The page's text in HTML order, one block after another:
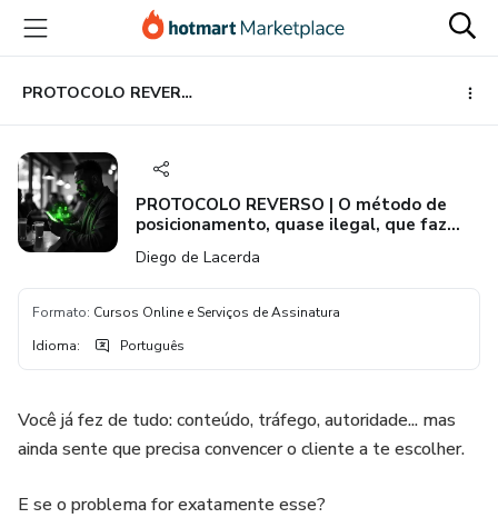
para
conteúdo
principal
para
pagamento
para
rodapé
PROTOCOLO REVERSO | O método de posicionamento, quase ilegal, que faz cliente bom correr atrás.
PROTOCOLO REVERSO | O método de
posicionamento, quase ilegal, que faz
Diego de Lacerda
Formato: Cursos Online e Serviços de Assinatura
Idioma: Português
Você já fez de tudo: conteúdo, tráfego, autoridade... mas
ainda sente que precisa convencer o cliente a te escolher.
E se o problema for exatamente esse?